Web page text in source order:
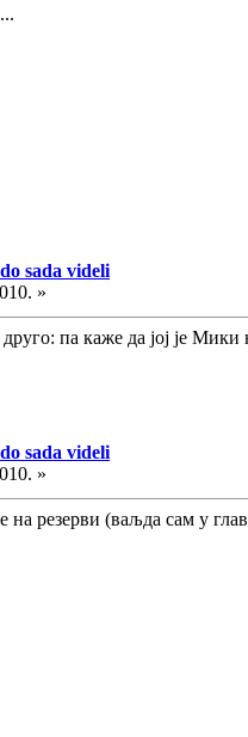
sada videli
»
па каже да јој је
sada videli
»
на резерви (ваљда сам у